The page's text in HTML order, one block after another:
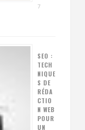
7
SEO :
TECH
NIQUE
S DE
RÉDA
CTIO
N WEB
POUR
UN